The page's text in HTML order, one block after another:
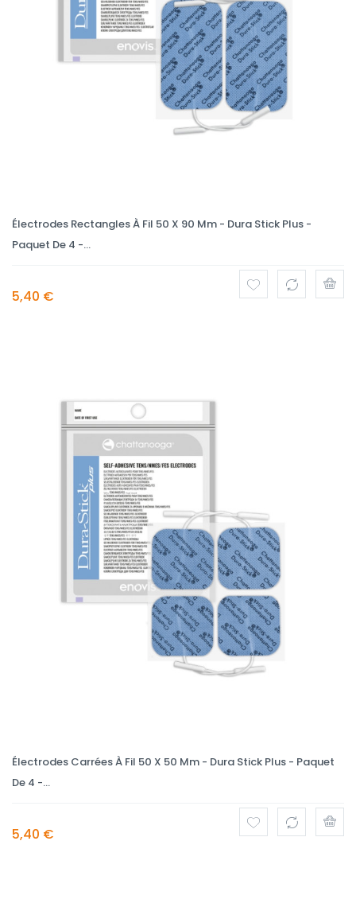
Électrodes Rectangles À Fil 50 X 90 Mm - Dura Stick Plus -
Paquet De 4 -...
5,40 €
Électrodes Carrées À Fil 50 X 50 Mm - Dura Stick Plus - Paquet
De 4 -...
5,40 €